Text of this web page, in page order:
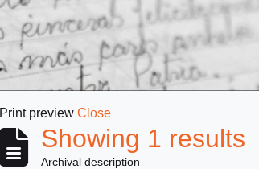
Print preview Close
Showing 1 results
Archival description